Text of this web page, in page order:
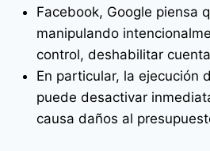
Facebook, Google piensa
manipulando
control, deshabilitar
En particular, la ejecución
puede desactivar
causa daños al